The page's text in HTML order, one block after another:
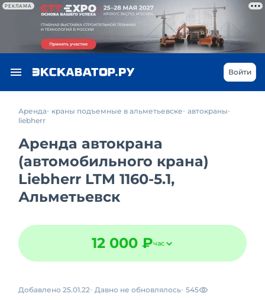
РЕКЛАМА
Войти
Аренда краны подъемные в альметьевске автокраны
liebherr
Аренда автокрана
(автомобильного крана)
Liebherr LTM 1160-5.1,
Альметьевск
12 000 ₽час
Добавлено 25.01.22 Давно не обновлялось 545